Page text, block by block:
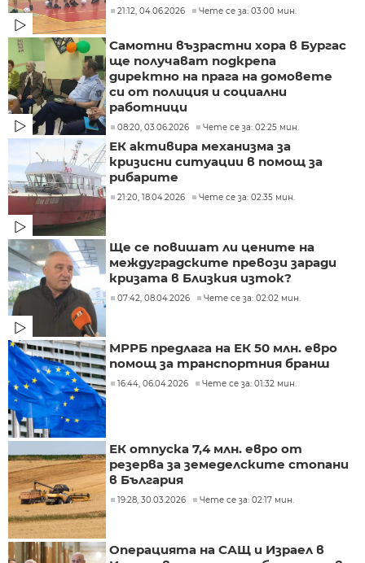
21:12, 04.06.2026 Чете се за: 03:00 мин.
Самотни възрастни хора в Бургас
ще получават подкрепа
директно на прага на домовете
си от полиция и социални
работници
08:20, 03.06.2026 Чете се за: 02:25 мин.
ЕК активира механизма за
кризисни ситуации в помощ за
рибарите
21:20, 18.04.2026 Чете се за: 02:35 мин.
Ще се повишат ли цените на
междуградските превози заради
кризата в Близкия изток?
07:42, 08.04.2026 Чете се за: 02:02 мин.
МРРБ предлага на ЕК 50 млн. евро
помощ за транспортния бранш
16:44, 06.04.2026 Чете се за: 01:32 мин.
ЕК отпуска 7,4 млн. евро от
резерва за земеделските стопани
в България
19:28, 30.03.2026 Чете се за: 02:17 мин.
Операцията на САЩ и Израел в